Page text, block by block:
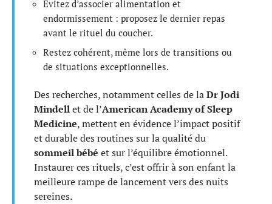
Évitez d’associer alimentation et
endormissement : proposez le dernier repas
avant le rituel du coucher.
Restez cohérent, même lors de transitions ou
de situations exceptionnelles.
Des recherches, notamment celles de laDr Jodi
Mindellet de l’American Academy of Sleep
Medicine, mettent en évidence l’impact positif
et durable des routines sur la qualité du
sommeil bébé et sur l’équilibre émotionnel.
Instaurer ces rituels, c’est offrir à son enfant la
meilleure rampe de lancement vers des nuits
sereines.